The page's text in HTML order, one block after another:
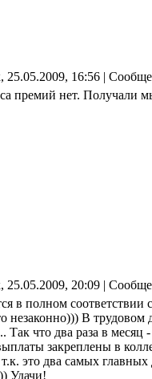
25.05.2009, 16:56 |
премий нет. Получали
25.05.2009, 20:09 |
в полном
незаконно))) В
Так что два раза в месяц
закреплены в
это два самых
Удачи!